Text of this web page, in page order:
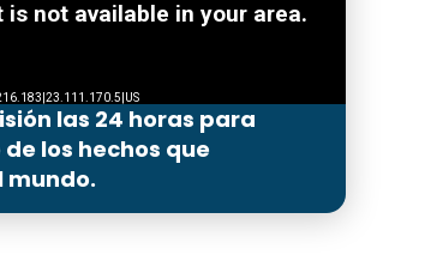
las 24 horas para
los hechos que
mundo.